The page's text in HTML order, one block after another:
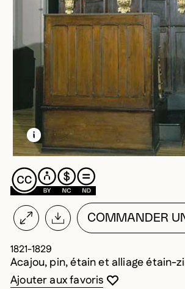
EN SAVOIR PLUS SUR
OUVRIR LA MODALE
COMMANDER
1821-1829
Acajou, pin, étain et alliage étain-
Vous devez être
Fermer la modale
Ouvrir la modale
Ajouter aux favoris